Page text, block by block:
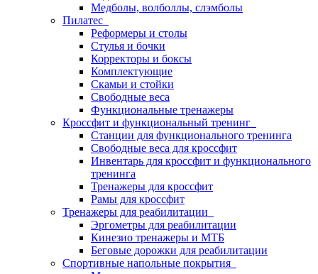
Медболы, волболлы, слэмболы
Пилатес
Реформеры и столы
Стулья и бочки
Корректоры и боксы
Комплектующие
Скамьи и стойки
Свободные веса
Функциональные тренажеры
Кроссфит и функциональный тренинг
Станции для функционального тренинга
Свободные веса для кроссфит
Инвентарь для кроссфит и функционального
тренинга
Тренажеры для кроссфит
Рамы для кроссфит
Тренажеры для реабилитации
Эргометры для реабилитации
Кинезио тренажеры и МТБ
Беговые дорожки для реабилитации
Спортивные напольные покрытия